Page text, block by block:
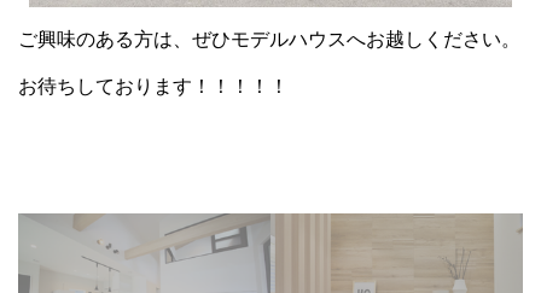
ご興味のある方は、ぜひモデルハウスへお越しください。
お待ちしております！！！！！